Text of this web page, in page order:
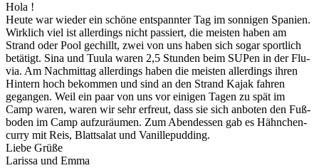
Hola !
Heute war wieder ein schöne entspan­nter Tag im son­ni­gen Spanien.
Wirk­lich viel ist allerd­ings nicht passiert, die meis­ten haben am
Strand oder Pool gechillt, zwei von uns haben sich sog­ar sportlich
betätigt. Sina und Tuu­la waren 2,5 Stun­den beim SUPen in der Flu­
via. Am Nach­mit­tag allerd­ings haben die meis­ten allerd­ings ihren
Hin­tern hoch bekom­men und sind an den Strand Kajak fahren
gegan­gen. Weil ein paar von uns vor eini­gen Tagen zu spät im
Camp waren, waren wir sehr erfreut, dass sie sich anboten den Fuß­
bo­den im Camp aufzuräu­men. Zum Aben­dessen gab es Häh­nchen­
cur­ry mit Reis, Blattsalat und Vanillepudding.
Liebe Grüße
Laris­sa und Emma